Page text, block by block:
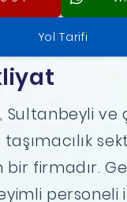
Yol Tarifi
Sultanbeyli ve
bir firmadır.
personeli